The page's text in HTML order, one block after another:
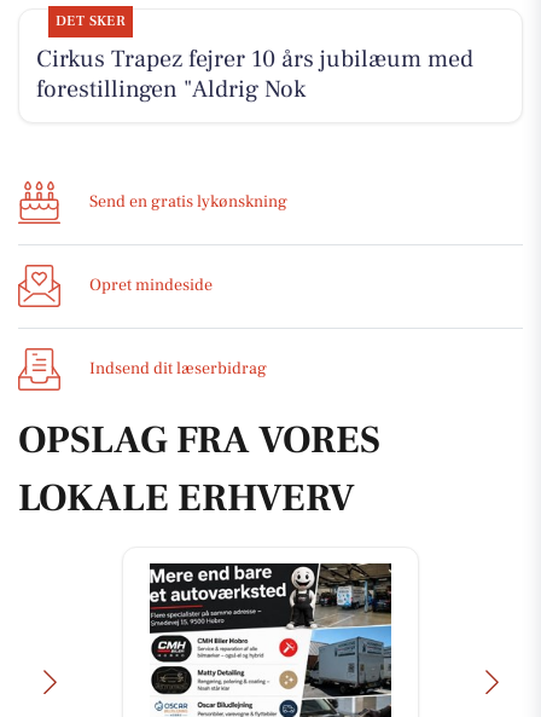
DET SKER
Cirkus Trapez fejrer 10 års jubilæum med
forestillingen "Aldrig Nok
Send en gratis lykønskning
Opret mindeside
Indsend dit læserbidrag
OPSLAG FRA VORES
LOKALE ERHVERV